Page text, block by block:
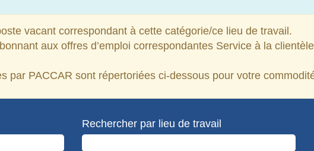
vacant correspondant à cette catégorie/ce lieu de travail.
aux offres d’emploi correspondantes Service à la
par PACCAR sont répertoriées ci-dessous pour votre
Rechercher par lieu de travail